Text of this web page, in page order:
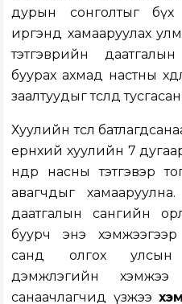
дурын сонголтыг бүх
иргэнд хамааруулах
тэтгэврийн
буурах ахмад настны
заалтуудыг төсөлд
Хуулийн төсөл
ерөнхий хуулийн 7
өндөр насны тэтгэвэр
авагчдыг
даатгалын сангийн
буурч энэ хэмжээгээр
санд олгох улсын
дэмжлэгийн хэмжээ
санаачлагчид үзжээ